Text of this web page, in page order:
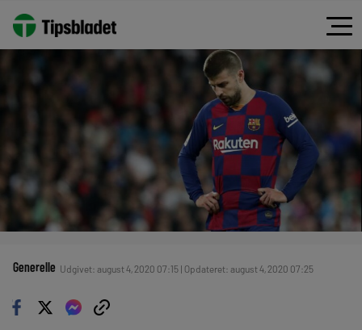
Generelle Udgivet: august 4, 2020 07:15 | Opdateret: august 4, 2020 07:25